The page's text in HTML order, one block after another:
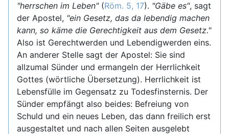
"herrschen im Leben"(Röm. 5, 17). "Gäbe es", sagt
der Apostel, "ein Gesetz, das da lebendig machen
kann, so käme die Gerechtigkeit aus dem Gesetz."
Also ist Gerechtwerden und Lebendigwerden eins.
An anderer Stelle sagt der Apostel: Sie sind
allzumal Sünder und ermangeln der Herrlichkeit
Gottes (wörtliche Übersetzung). Herrlichkeit ist
Lebensfülle im Gegensatz zu Todesfinsternis. Der
Sünder empfängt also beides: Befreiung von
Schuld und ein neues Leben, das dann freilich erst
ausgestaltet und nach allen Seiten ausgelebt